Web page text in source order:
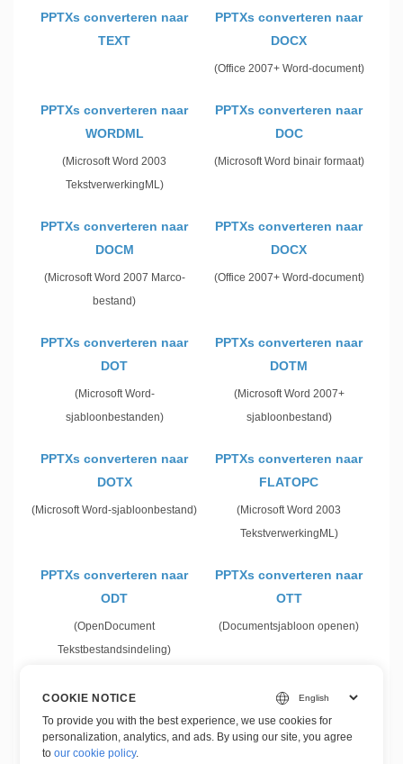
PPTXs converteren naar
TEXT
PPTXs converteren naar
DOCX
(Office 2007+ Word-document)
PPTXs converteren naar
WORDML
(Microsoft Word 2003
TekstverwerkingML)
PPTXs converteren naar
DOC
(Microsoft Word binair formaat)
PPTXs converteren naar
DOCM
(Microsoft Word 2007 Marco-
bestand)
PPTXs converteren naar
DOCX
(Office 2007+ Word-document)
PPTXs converteren naar
DOT
(Microsoft Word-
sjabloonbestanden)
PPTXs converteren naar
DOTM
(Microsoft Word 2007+
sjabloonbestand)
PPTXs converteren naar
DOTX
(Microsoft Word-sjabloonbestand)
PPTXs converteren naar
FLATOPC
(Microsoft Word 2003
TekstverwerkingML)
PPTXs converteren naar
ODT
(OpenDocument
Tekstbestandsindeling)
PPTXs converteren naar
OTT
(Documentsjabloon openen)
PPTXs converteren naar
RTF
(Rijk tekst formaat)
PPTXs converteren naar
TEXT
COOKIE NOTICE
To provide you with the best experience, we use cookies for
personalization, analytics, and ads. By using our site, you agree
toour cookie policy.